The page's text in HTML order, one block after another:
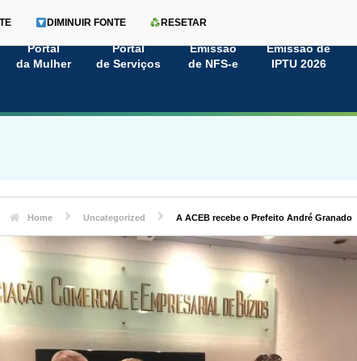
Portal
da Mulher
Portal
de Serviços
Emissão
de NFS-e
Emissão de
IPTU 2026
DIMINUIR FONTE RESETAR
Home Uncategorized A ACEB recebe o Prefeito André Granado